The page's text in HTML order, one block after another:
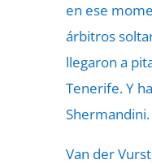
en ese
árbitros
llegaron a
Tenerife. Y
Shermandini.
Van der